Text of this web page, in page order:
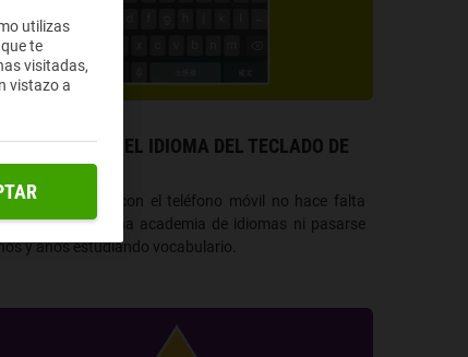
CAMBIAR EL IDIOMA DEL TECLADO DE
Y IOS
ser políglota con el teléfono móvil no hace falta
a ninguna academia de idiomas ni pasarse
y años estudiando vocabulario.
utilizas
te
visitadas,
vistazo a